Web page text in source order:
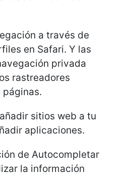
a través de
en Safari. Y las
privada
rastreadores
páginas.
sitios web a tu
aplicaciones.
de Autocompletar
la información